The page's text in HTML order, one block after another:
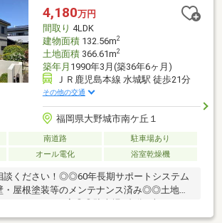
りの住まい！ぜひ一度、現地でこの開放感を
4,180万円
間取り 4LDK
建物面積132.56m2
土地面積366.61m2
築年月 1990年3月(築36年6ヶ月)
ＪＲ鹿児島本線 水城駅 徒歩21分
その他の交通
福岡県大野城市南ケ丘１
南道路
駐車場あり
オール電化 浴室乾燥機
ください！◎◎60年長期サポートシステム
屋根塗装等のメンテナンス済み◎◎土地約
のゆとりあるお家◎◎駐車場2台分※車種によ
良好◎◎閑静な住宅地◎◎バスの本数も多